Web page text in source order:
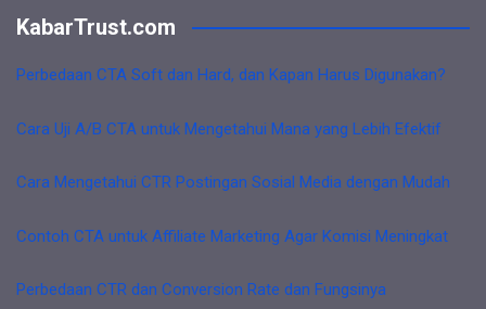
KabarTrust.com
Perbedaan CTA Soft dan Hard, dan Kapan Harus Digunakan?
Cara Uji A/B CTA untuk Mengetahui Mana yang Lebih Efektif
Cara Mengetahui CTR Postingan Sosial Media dengan Mudah
Contoh CTA untuk Affiliate Marketing Agar Komisi Meningkat
Perbedaan CTR dan Conversion Rate dan Fungsinya